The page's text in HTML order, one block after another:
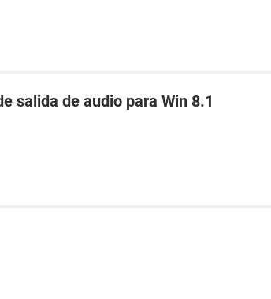
salida de audio para Win 8.1